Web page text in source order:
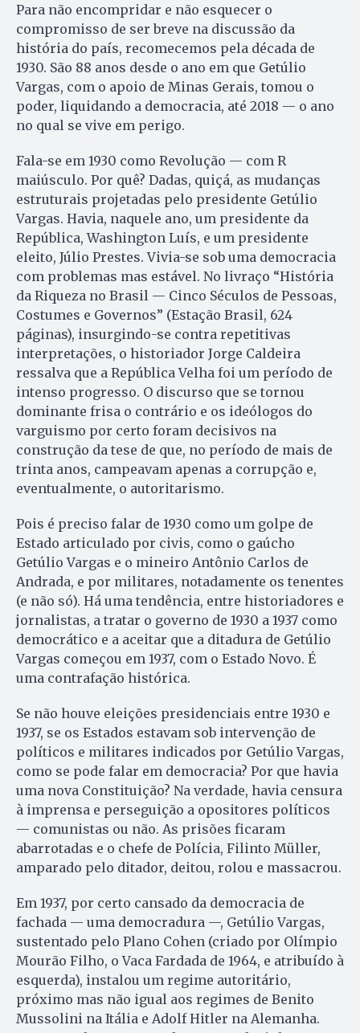
Para não encompridar e não esquecer o
compromisso de ser breve na discussão da
história do país, recomecemos pela década de
1930. São 88 anos desde o ano em que Getúlio
Vargas, com o apoio de Minas Gerais, tomou o
poder, liquidando a democracia, até 2018 — o ano
no qual se vive em perigo.
Fala-se em 1930 como Revolução — com R
maiúsculo. Por quê? Dadas, quiçá, as mudanças
estruturais projetadas pelo presidente Getúlio
Vargas. Havia, naquele ano, um presidente da
República, Washington Luís, e um presidente
eleito, Júlio Prestes. Vivia-se sob uma democracia
com problemas mas estável. No livraço “História
da Riqueza no Brasil — Cinco Séculos de Pessoas,
Costumes e Governos” (Estação Brasil, 624
páginas), insurgindo-se contra repetitivas
interpretações, o historiador Jorge Caldeira
ressalva que a República Velha foi um período de
intenso progresso. O discurso que se tornou
dominante frisa o contrário e os ideólogos do
varguismo por certo foram decisivos na
construção da tese de que, no período de mais de
trinta anos, campeavam apenas a corrupção e,
eventualmente, o autoritarismo.
Pois é preciso falar de 1930 como um golpe de
Estado articulado por civis, como o gaúcho
Getúlio Vargas e o mineiro Antônio Carlos de
Andrada, e por militares, notadamente os tenentes
(e não só). Há uma tendência, entre historiadores e
jornalistas, a tratar o governo de 1930 a 1937 como
democrático e a aceitar que a ditadura de Getúlio
Vargas começou em 1937, com o Estado Novo. É
uma contrafação histórica.
Se não houve eleições presidenciais entre 1930 e
1937, se os Estados estavam sob intervenção de
políticos e militares indicados por Getúlio Vargas,
como se pode falar em democracia? Por que havia
uma nova Constitui­ção? Na verdade, havia censura
à imprensa e perseguição a opositores políticos
— comunistas ou não. As prisões ficaram
abarrotadas e o chefe de Polícia, Filinto Müller,
amparado pelo ditador, deitou, rolou e massacrou.
Em 1937, por certo cansado da democracia de
fachada — uma democradura —, Getúlio Vargas,
sustentado pelo Plano Cohen (criado por Olímpio
Mourão Filho, o Vaca Fardada de 1964, e atribuído à
esquerda), instalou um regime autoritário,
próximo mas não igual aos regimes de Benito
Mussolini na Itália e Adolf Hitler na Alemanha.